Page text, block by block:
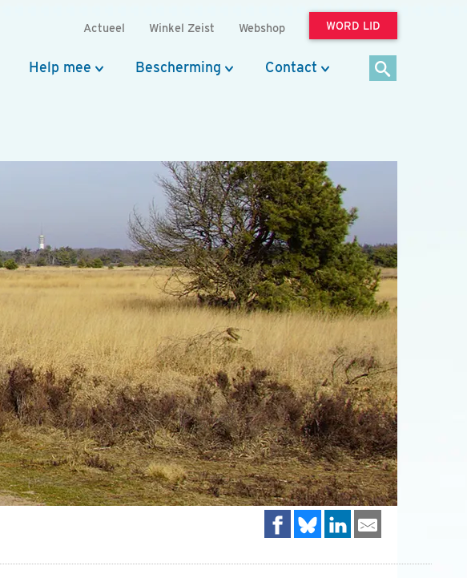
Actueel Winkel Zeist Webshop WORD LID
Help mee Bescherming Contact